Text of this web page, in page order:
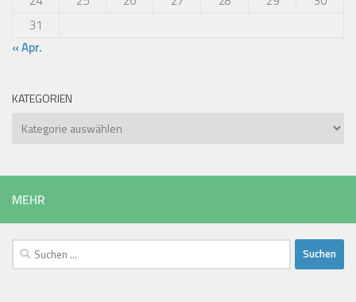
31
« Apr.
KATEGORIEN
Kategorien
MEHR
Suchen
nach: